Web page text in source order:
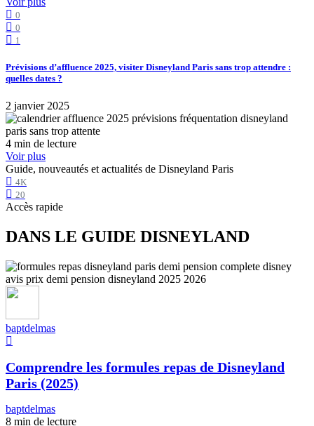
0
0
1
Prévisions d’affluence 2025, visiter Disneyland Paris sans trop attendre :
quelles dates ?
2 janvier 2025
4 min de lecture
Voir plus
Guide, nouveautés et actualités de Disneyland Paris
4K
20
Accès rapide
DANS LE GUIDE DISNEYLAND
baptdelmas
Comprendre les formules repas de Disneyland
Paris (2025)
baptdelmas
8 min de lecture